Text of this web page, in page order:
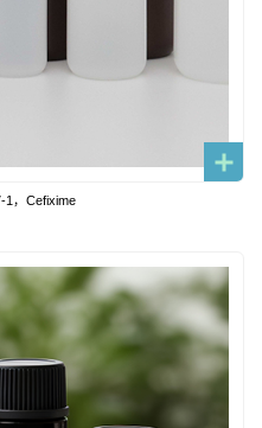
1，Cefixime